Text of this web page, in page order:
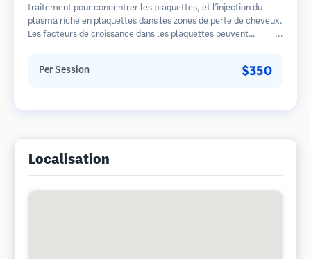
traitement pour concentrer les plaquettes, et l'injection du
plasma riche en plaquettes dans les zones de perte de cheveux.
Les facteurs de croissance dans les plaquettes peuvent
Plusieurs séances sont généralement nécessaires.
Per Session $350
Localisation